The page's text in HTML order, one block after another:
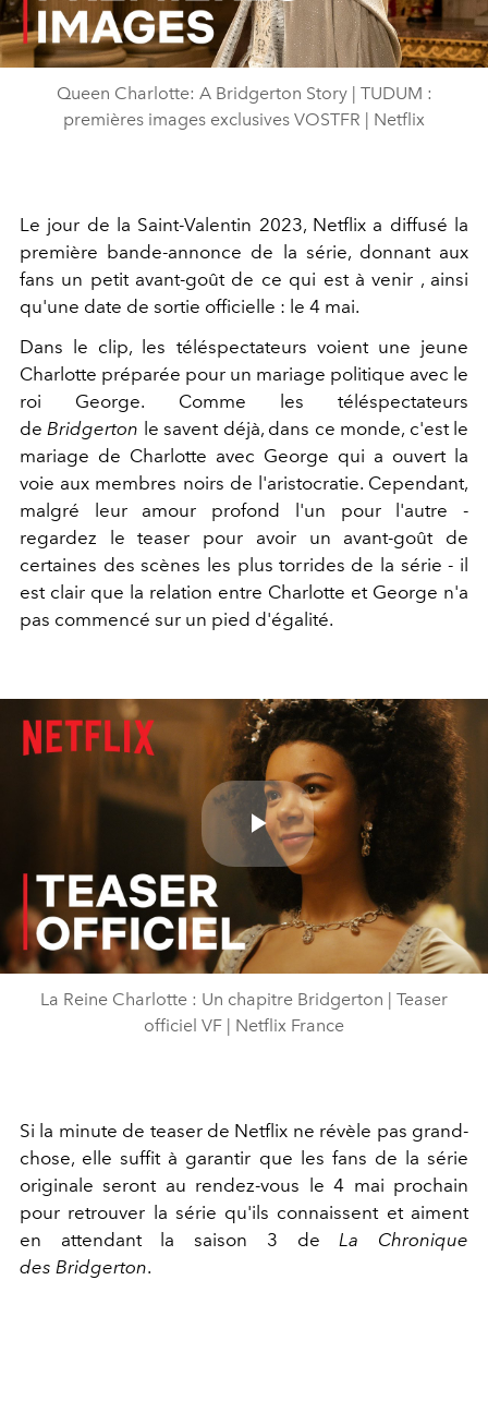
Video
Queen Charlotte: A Bridgerton Story | TUDUM :
premières images exclusives VOSTFR | Netflix
Le jour de la Saint-Valentin 2023, Netflix a diffusé la
première bande-annonce de la série, donnant aux
fans un petit avant-goût de ce qui est à venir , ainsi
qu'une date de sortie officielle : le 4 mai.
Dans le clip, les téléspectateurs voient une jeune
Charlotte préparée pour un mariage politique avec le
roi George. Comme les téléspectateurs
de Bridgerton le savent déjà, dans ce monde, c'est le
mariage de Charlotte avec George qui a ouvert la
voie aux membres noirs de l'aristocratie. Cependant,
malgré leur amour profond l'un pour l'autre -
regardez le teaser pour avoir un avant-goût de
certaines des scènes les plus torrides de la série - il
est clair que la relation entre Charlotte et George n'a
pas commencé sur un pied d'égalité.
Play
Video
La Reine Charlotte : Un chapitre Bridgerton | Teaser
officiel VF | Netflix France
Si la minute de teaser de Netflix ne révèle pas grand-
chose, elle suffit à garantir que les fans de la série
originale seront au rendez-vous le 4 mai prochain
pour retrouver la série qu'ils connaissent et aiment
en attendant la
saison 3 de
La Chronique
des Bridgerton.